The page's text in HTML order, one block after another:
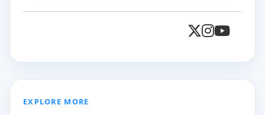
EXPLORE MORE